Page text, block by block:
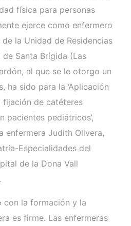
física para personas
ejerce como enfermero
la Unidad de Residencias
Santa Brígida (Las
al que se le otorgo un
ha sido para la ‘Aplicación
fijación de catéteres
pacientes pediátricos’,
enfermera Judith Olivera,
Especialidades del
de la Dona Vall
con la formación y la
es firme. Las enfermeras